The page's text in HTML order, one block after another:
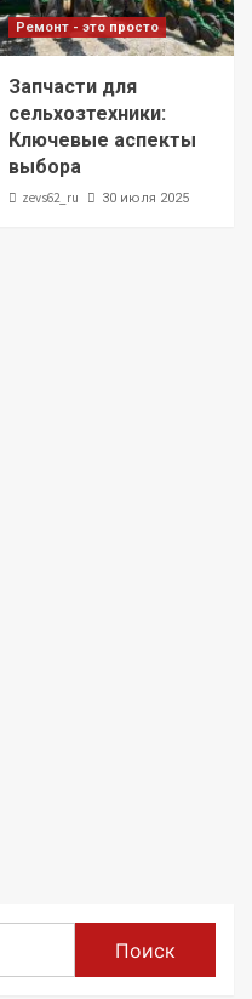
Ремонт - это просто
Запчасти для
сельхозтехники:
Ключевые аспекты
выбора
zevs62_ru 30 июля 2025
Поиск